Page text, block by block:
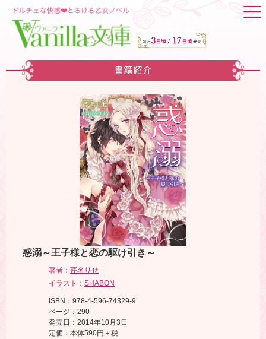
書籍紹介
惑溺～王子様と恋の駆け引き～
著者： 芹名りせ
イラスト： SHABON
ISBN：978-4-596-74329-9
ページ：290
発売日：2014年10月3日
定価：本体590円＋税